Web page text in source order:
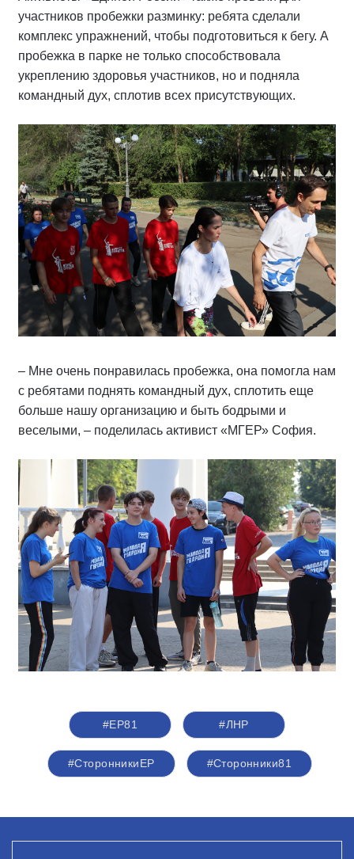
участников пробежки разминку: ребята сделали
комплекс упражнений, чтобы подготовиться к бегу. А
пробежка в парке не только способствовала
укреплению здоровья участников, но и подняла
командный дух, сплотив всех присутствующих.
– Мне очень понравилась пробежка, она помогла нам
с ребятами поднять командный дух, сплотить еще
больше нашу организацию и быть бодрыми и
веселыми, – поделилась активист «МГЕР» София.
#ЕР81 #ЛНР
#СторонникиЕР #Сторонники81